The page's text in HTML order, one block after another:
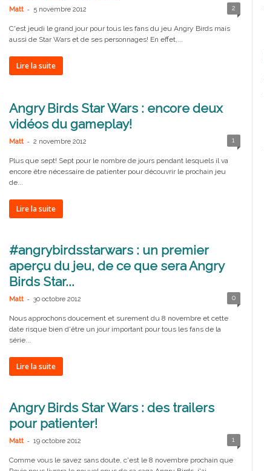
Matt - 5 novembre 2012 2
C'est jeudi le grand jour pour tous les fans du jeu Angry Birds mais
aussi de Star Wars et de ses personnages! En effet,...
Lire la suite
Angry Birds Star Wars : encore deux
vidéos du gameplay!
Matt - 2 novembre 2012 1
Plus que sept! Sept pour le nombre de jours pendant lesquels il va
encore être nécessaire de patienter pour découvrir le prochain jeu
de...
Lire la suite
#angrybirdsstarwars : un premier
aperçu du jeu, de ce que sera Angry
Birds Star...
Matt - 30 octobre 2012 0
Nous approchons doucement et surement du 8 novembre et cette
date risque bien d'être un jour important pour tous les fans de la
série...
Lire la suite
Angry Birds Star Wars : des trailers
pour patienter!
Matt - 19 octobre 2012 1
Comme vous le savez sans doute, c'est le 8 novembre prochain que